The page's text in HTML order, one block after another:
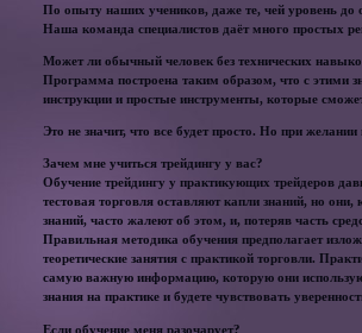
По опыту наших учеников, даже те, чей уровень
Наша команда специалистов даёт много простых
Может ли обычный человек без технических
Программа построена таким образом, что с этими
инструкции и простые инструменты, которые
Это не значит, что все будет просто. Но при
Зачем мне учиться трейдингу у вас?
Обучение трейдингу у практикующих трейдеров
тестовая торговля оставляют капли знаний, но
знаний, часто жалеют об этом, и, потеряв часть
Правильная методика обучения предполагает
теоретические занятия с практикой торговли.
самую важную информацию, которую они
знания на практике и будете чувствовать
Если обучение меня разочарует?